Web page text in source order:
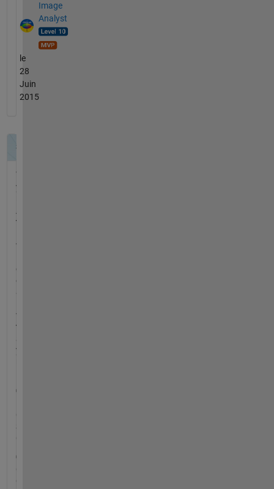
Image
Analyst
le
28
Juin
2015